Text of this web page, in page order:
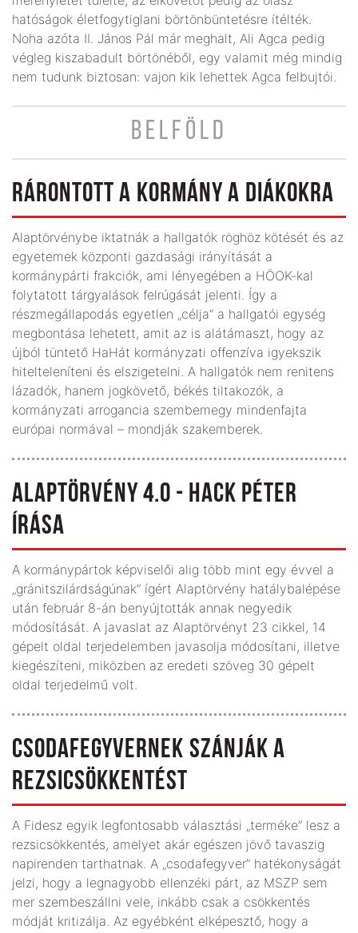
hatóságok életfogytiglani börtönbüntetésre ítélték.
Noha azóta II. János Pál már meghalt, Ali Agca pedig
végleg kiszabadult börtönéből, egy valamit még mindig
nem tudunk biztosan: vajon kik lehettek Agca felbujtói.
BELFÖLD
RÁRONTOTT A KORMÁNY A DIÁKOKRA
Alaptörvénybe iktatnák a hallgatók röghöz kötését és az
egyetemek központi gazdasági irányítását a
kormánypárti frakciók, ami lényegében a HÖOK-kal
folytatott tárgyalások felrúgását jelenti. Így a
részmegállapodás egyetlen „célja” a hallgatói egység
megbontása lehetett, amit az is alátámaszt, hogy az
újból tüntető HaHát kormányzati offenzíva igyekszik
hitelteleníteni és elszigetelni. A hallgatók nem renitens
lázadók, hanem jogkövető, békés tiltakozók, a
kormányzati arrogancia szembemegy mindenfajta
európai normával – mondják szakemberek.
ALAPTÖRVÉNY 4.0 - HACK PÉTER
ÍRÁSA
A kormánypártok képviselői alig több mint egy évvel a
„gránitszilárdságúnak” ígért Alaptörvény hatálybalépése
után február 8-án benyújtották annak negyedik
módosítását. A javaslat az Alaptörvényt 23 cikkel, 14
gépelt oldal terjedelemben javasolja módosítani, illetve
kiegészíteni, miközben az eredeti szöveg 30 gépelt
oldal terjedelmű volt.
CSODAFEGYVERNEK SZÁNJÁK A
REZSICSÖKKENTÉST
A Fidesz egyik legfontosabb választási „terméke” lesz a
rezsicsökkentés, amelyet akár egészen jövő tavaszig
napirenden tarthatnak. A „csodafegyver” hatékonyságát
jelzi, hogy a legnagyobb ellenzéki párt, az MSZP sem
mer szembeszállni vele, inkább csak a csökkentés
módját kritizálja. Az egyébként elképesztő, hogy a